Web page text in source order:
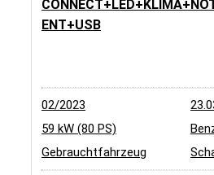
ENT+USB
02/2023
59 kW (80 PS)
Gebrauchtfahrzeug